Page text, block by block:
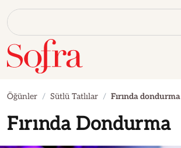
Öğünler Sütlü Tatlılar Fırında dondurma
Fırında Dondurma